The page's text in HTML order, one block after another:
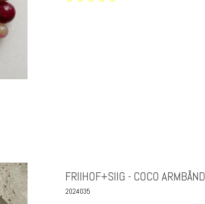
FRIIHOF+SIIG - COCO ARMBÅND
2024035